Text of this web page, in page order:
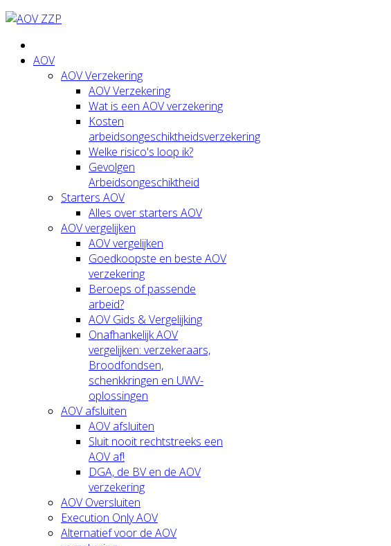
AOV
AOV Verzekering
AOV Verzekering
Wat is een AOV verzekering
Kosten
arbeidsongeschiktheidsverzekering
Welke risico's loop ik?
Gevolgen
Arbeidsongeschiktheid
Starters AOV
Alles over starters AOV
AOV vergelijken
AOV vergelijken
Goedkoopste en beste AOV
verzekering
Beroeps of passende
arbeid?
AOV Gids & Vergelijking
Onafhankelijk AOV
vergelijken: verzekeraars,
Broodfondsen,
schenkkringen en UWV-
oplossingen
AOV afsluiten
AOV afsluiten
Sluit nooit rechtstreeks een
AOV af!
DGA, de BV en de AOV
verzekering
AOV Oversluiten
Execution Only AOV
Alternatief voor de AOV